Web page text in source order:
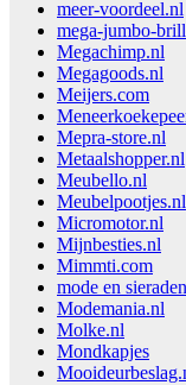
meer-voordeel.nl
mega-jumbo-
Megachimp.nl
Megagoods.nl
Meijers.com
Mepra-store.nl
Metaalshopper.nl
Meubello.nl
Meubelpootjes.nl
Micromotor.nl
Mijnbesties.nl
Mimmti.com
mode en sieraden
Modemania.nl
Molke.nl
Mondkapjes